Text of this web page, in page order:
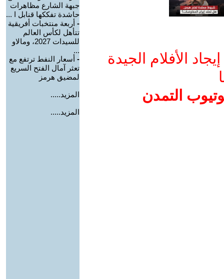
الأفلام الجيدة
التمدن
جبهة الشارع مظاهرات
حاشدة تفككها قنابل ا ...
- أربعة منتخبات أفريقية
تتأهل لكأس العالم
للسيدات 2027، ومالاو
...
- أسعار النفط ترتفع مع
تعثر آمال الفتح السريع
لمضيق هرمز
المزيد.....
المزيد.....